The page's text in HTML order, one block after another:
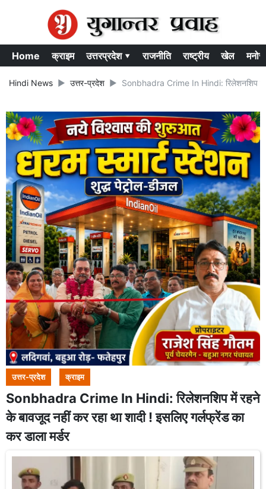
Home क्राइम उत्तरप्रदेश ▾ राजनीति राष्ट्रीय खेल
Hindi News उत्तर-प्रदेश Sonbhadra Crime In Hindi: रिलेशनशिप में
उत्तर-प्रदेश क्राइम
Sonbhadra Crime In Hindi: रिलेशनशिप में रहने
के बावजूद नहीं कर रहा था शादी ! इसलिए गर्लफ्रेंड का
कर डाला मर्डर